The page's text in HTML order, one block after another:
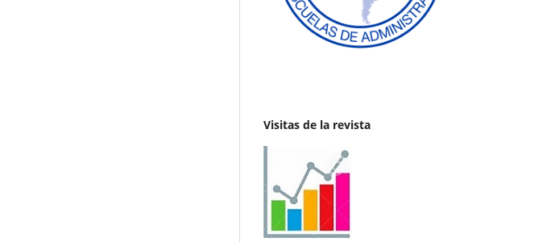
Visitas de la revista